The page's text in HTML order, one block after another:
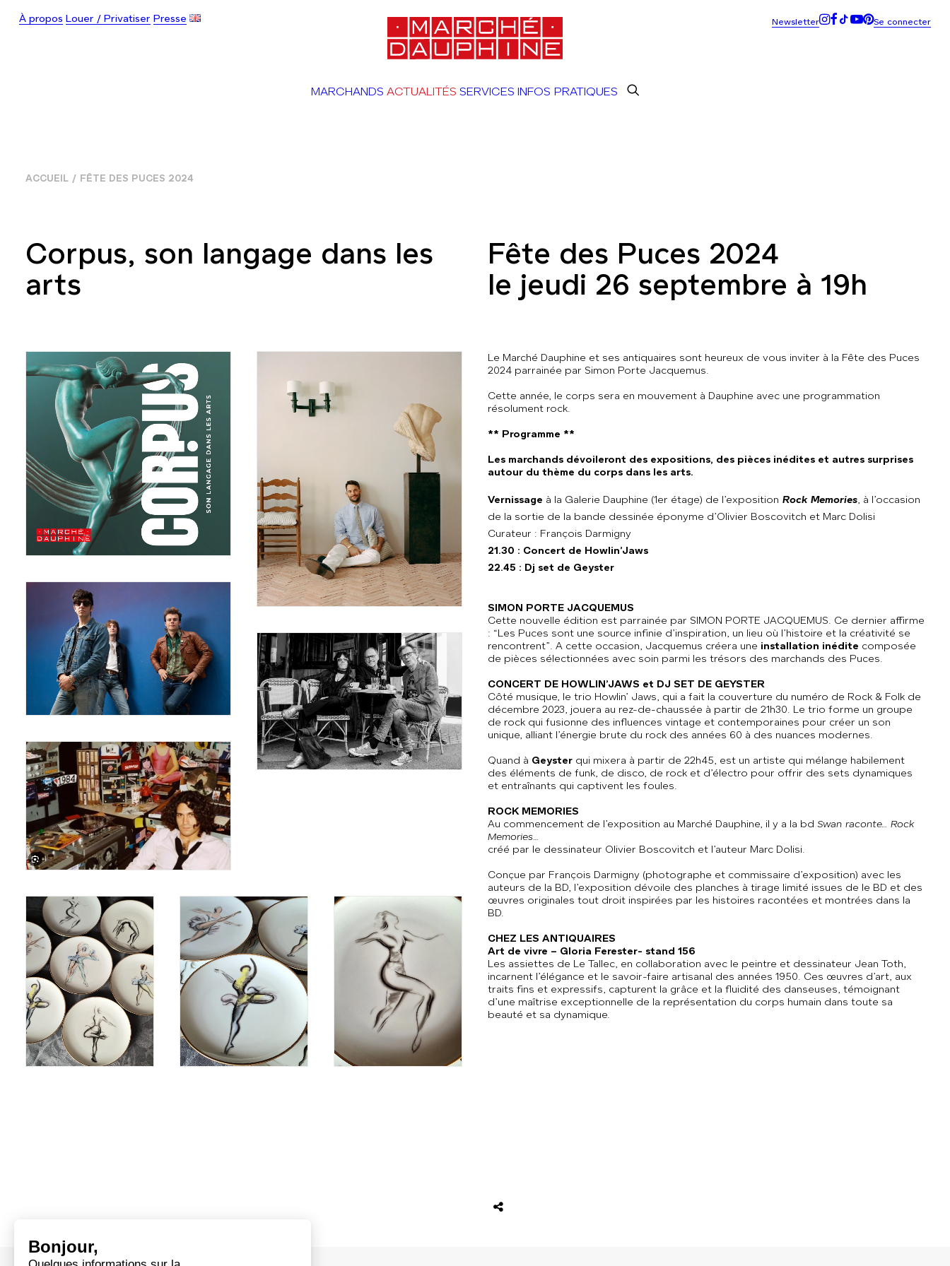
À propos Louer / Privatiser Presse
MARCHANDS ACTUALITÉS SERVICES INFOS PRATIQUES
ACCUEIL FÊTE DES PUCES 2024
Corpus, son langage dans les
arts
Fête des Puces 2024
le jeudi 26 septembre à 19h
Le Marché Dauphine et ses antiquaires sont heureux de vous inviter à la Fête des Puces
2024 parrainée par Simon Porte Jacquemus.
Cette année, le corps sera en mouvement à Dauphine avec une programmation
résolument rock.
** Programme **
Les marchands dévoileront des expositions, des pièces inédites et autres surprises
autour du thème du corps dans les arts.
Vernissage à la Galerie Dauphine (1er étage) de l’exposition Rock Memories , à l’occasion
de la sortie de la bande dessinée éponyme d’Olivier Boscovitch et Marc Dolisi
Curateur : François Darmigny
21.30 : Concert de Howlin’Jaws
22.45 : Dj set de Geyster
SIMON PORTE JACQUEMUS
Cette nouvelle édition est parrainée par SIMON PORTE JACQUEMUS. Ce dernier affirme
: “Les Puces sont une source infinie d’inspiration, un lieu où l’histoire et la créativité se
rencontrent”. A cette occasion, Jacquemus créera une installation inédite composée
de pièces sélectionnées avec soin parmi les trésors des marchands des Puces.
CONCERT DE HOWLIN’JAWS et DJ SET DE GEYSTER
Côté musique, le trio Howlin’ Jaws, qui a fait la couverture du numéro de Rock & Folk de
décembre 2023, jouera au rez-de-chaussée à partir de 21h30. Le trio forme un groupe
de rock qui fusionne des influences vintage et contemporaines pour créer un son
unique, alliant l’énergie brute du rock des années 60 à des nuances modernes.
Quand à Geyster qui mixera à partir de 22h45, est un artiste qui mélange habilement
des éléments de funk, de disco, de rock et d’électro pour offrir des sets dynamiques
et entraînants qui captivent les foules.
ROCK MEMORIES
Au commencement de l’exposition au Marché Dauphine, il y a la bd Swan raconte… Rock
Memories
créé par le dessinateur Olivier Boscovitch et l’auteur Marc Dolisi.
Conçue par François Darmigny (photographe et commissaire d’exposition) avec les
auteurs de la BD, l’exposition dévoile des planches à tirage limité issues de le BD et des
œuvres originales tout droit inspirées par les histoires racontées et montrées dans la
BD.
CHEZ LES ANTIQUAIRES
Art de vivre – Gloria Ferester- stand 156
Les assiettes de Le Tallec, en collaboration avec le peintre et dessinateur Jean Toth,
incarnent l’élégance et le savoir-faire artisanal des années 1950. Ces œuvres d’art, aux
traits fins et expressifs, capturent la grâce et la fluidité des danseuses, témoignant
d’une maîtrise exceptionnelle de la représentation du corps humain dans toute sa
beauté et sa dynamique.